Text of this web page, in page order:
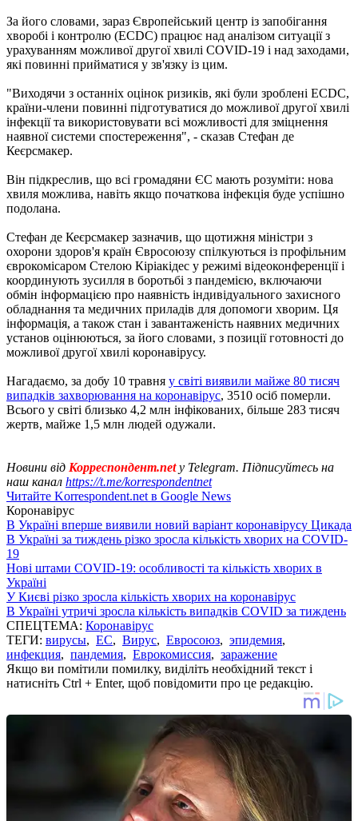
За його словами, зараз Європейський центр із запобігання
хворобі і контролю (ECDC) працює над аналізом ситуації з
урахуванням можливої ​​другої хвилі COVID-19 і над заходами,
які повинні прийматися у зв'язку із цим.
"Виходячи з останніх оцінок ризиків, які були зроблені ECDC,
країни-члени повинні підготуватися до можливої ​​другої хвилі
інфекції та використовувати всі можливості для зміцнення
наявної системи спостереження", - сказав Стефан де
Кеєрсмакер.
Він підкреслив, що всі громадяни ЄС мають розуміти: нова
хвиля можлива, навіть якщо початкова інфекція буде успішно
подолана.
Стефан де Кеєрсмакер зазначив, що щотижня міністри з
охорони здоров'я країн Євросоюзу спілкуються із профільним
єврокомісаром Стелою Кіріакідес у режимі відеоконференції і
координують зусилля в боротьбі з пандемією, включаючи
обмін інформацією про наявність індивідуального захисного
обладнання та медичних приладів для допомоги хворим. Ця
інформація, а також стан і завантаженість наявних медичних
установ оцінюються, за його словами, з позиції готовності до
можливої ​​другої хвилі коронавірусу.
Нагадаємо, за добу 10 травня у світі виявили майже 80 тисяч
випадків захворювання на коронавірус, 3510 осіб померли.
Всього у світі близько 4,2 млн інфікованих, більше 283 тисяч
жертв, майже 1,5 млн людей одужали.
Новини від Корреспондент.netу Telegram. Підписуйтесь на
наш канал https://t.me/korrespondentnet
Читайте Korrespondent.net в Google News
Коронавірус
В Україні вперше виявили новий варіант коронавірусу Цикада
В Україні за тиждень різко зросла кількість хворих на COVID-
19
Нові штами COVID-19: особливості та кількість хворих в
Україні
У Києві різко зросла кількість хворих на коронавірус
В Україні утричі зросла кількість випадків COVID за тиждень
СПЕЦТЕМА: Коронавірус
ТЕГИ: вирусы, ЕС, Вирус, Евросоюз, эпидемия,
инфекция, пандемия, Еврокомиссия, заражение
Якщо ви помітили помилку, виділіть необхідний текст і
натисніть Ctrl + Enter, щоб повідомити про це редакцію.